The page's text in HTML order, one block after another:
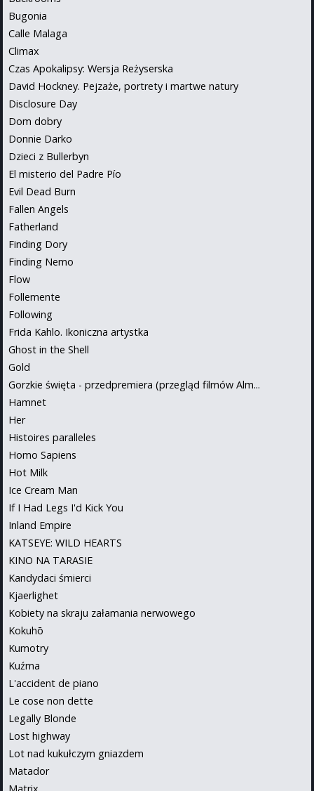
Bugonia
Calle Malaga
Climax
Czas Apokalipsy: Wersja Reżyserska
David Hockney. Pejzaże, portrety i martwe natury
Disclosure Day
Dom dobry
Donnie Darko
Dzieci z Bullerbyn
El misterio del Padre Pío
Evil Dead Burn
Fallen Angels
Fatherland
Finding Dory
Finding Nemo
Flow
Follemente
Following
Frida Kahlo. Ikoniczna artystka
Ghost in the Shell
Gold
Gorzkie święta - przedpremiera (przegląd filmów Alm...
Hamnet
Her
Histoires paralleles
Homo Sapiens
Hot Milk
Ice Cream Man
If I Had Legs I'd Kick You
Inland Empire
KATSEYE: WILD HEARTS
KINO NA TARASIE
Kandydaci śmierci
Kjaerlighet
Kobiety na skraju załamania nerwowego
Kokuhō
Kumotry
Kuźma
L'accident de piano
Le cose non dette
Legally Blonde
Lost highway
Lot nad kukułczym gniazdem
Matador
Matrix